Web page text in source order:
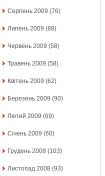
Серпень 2009 (76)
Липень 2009 (88)
Червень 2009 (58)
Травень 2009 (58)
Квітень 2009 (62)
Березень 2009 (90)
Лютий 2009 (69)
Січень 2009 (60)
Грудень 2008 (103)
Листопад 2008 (93)